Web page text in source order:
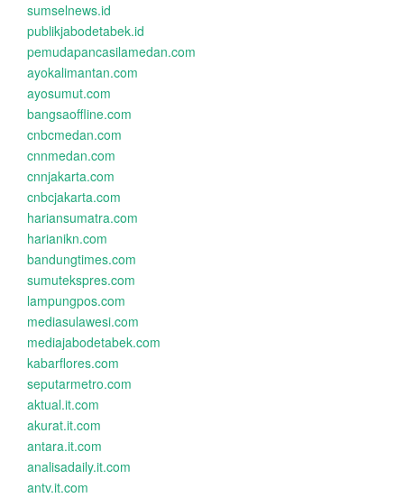
sumselnews.id
publikjabodetabek.id
pemudapancasilamedan.com
ayokalimantan.com
ayosumut.com
bangsaoffline.com
cnbcmedan.com
cnnmedan.com
cnnjakarta.com
cnbcjakarta.com
hariansumatra.com
harianikn.com
bandungtimes.com
sumutekspres.com
lampungpos.com
mediasulawesi.com
mediajabodetabek.com
kabarflores.com
seputarmetro.com
aktual.it.com
akurat.it.com
antara.it.com
analisadaily.it.com
antv.it.com